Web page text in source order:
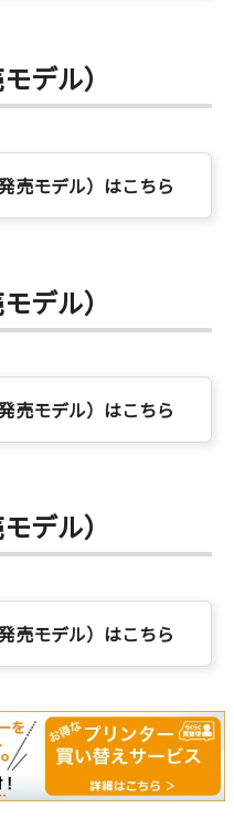
デル）
売モデル）はこちら
デル）
売モデル）はこちら
デル）
売モデル）はこちら